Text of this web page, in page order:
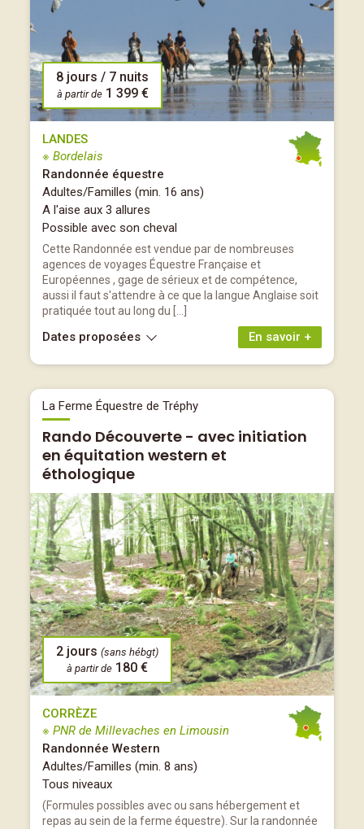
8 jours / 7 nuits
à partir de 1 399 €
LANDES
※ Bordelais
Randonnée équestre
Adultes/Familles (min. 16 ans)
A l'aise aux 3 allures
Possible avec son cheval
Cette Randonnée est vendue par de nombreuses
agences de voyages Équestre Française et
Européennes , gage de sérieux et de compétence,
aussi il faut s'attendre à ce que la langue Anglaise soit
pratiquée tout au long du […]
En savoir +
Dates proposées
La Ferme Équestre de Tréphy
Rando Découverte - avec initiation
en équitation western et
éthologique
2 jours (sans hébgt)
à partir de 180 €
CORRÈZE
※ PNR de Millevaches en Limousin
Randonnée Western
Adultes/Familles (min. 8 ans)
Tous niveaux
(Formules possibles avec ou sans hébergement et
repas au sein de la ferme équestre). Sur la randonnée